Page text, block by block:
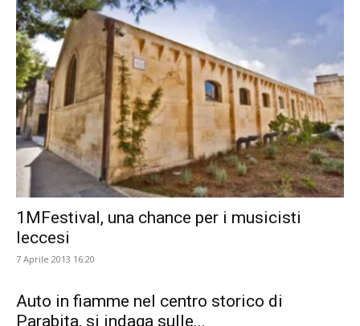
1MFestival, una chance per i musicisti
leccesi
7 Aprile 2013 16:20
Auto in fiamme nel centro storico di
Parabita, si indaga sulle...